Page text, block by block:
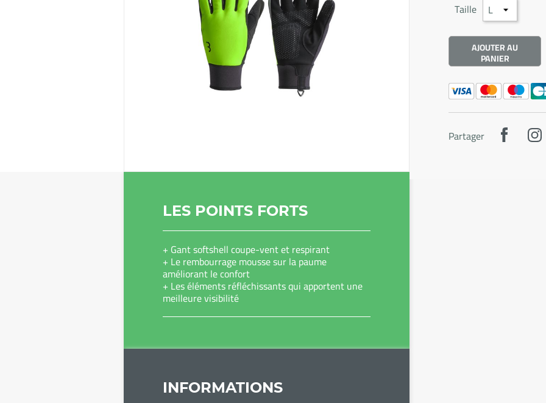
LES POINTS FORTS
+ Gant softshell coupe-vent et respirant
+ Le rembourrage mousse sur la paume
améliorant le confort
+ Les éléments réfléchissants qui apportent une
meilleure visibilité
INFORMATIONS
Taille
AJOUTER AU
PANIER
Partager